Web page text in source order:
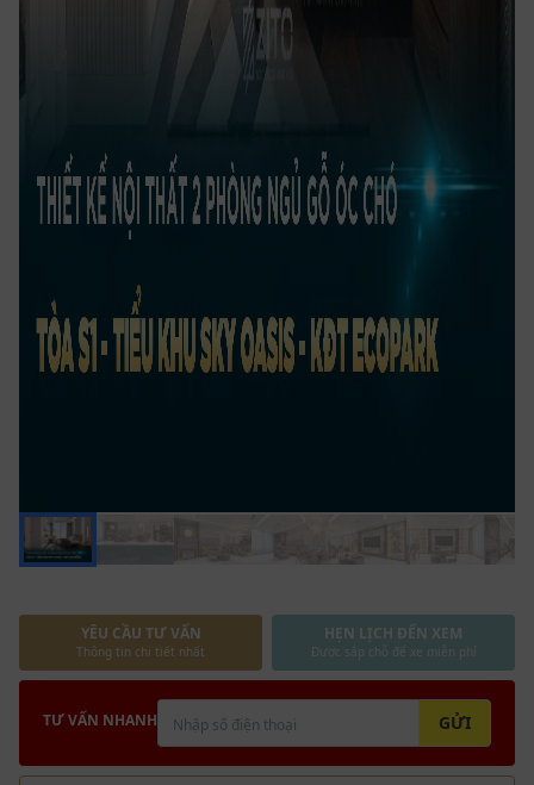
YÊU CẦU TƯ VẤN
Thông tin chi tiết nhất
HẸN LỊCH ĐẾN XEM
Được sắp chỗ để xe miễn phí
TƯ VẤN NHANH GỬI